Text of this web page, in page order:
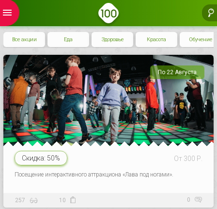
menu
Все акции Еда Здоровье Красота Обучение
По 22 Августа
Скидка: 50% От 300 Р.
Посещение интерактивного аттракциона «Лава под ногами».
257 10 0